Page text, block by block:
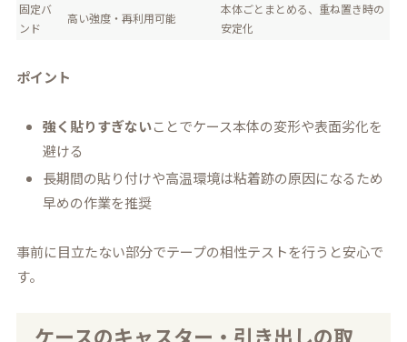
固定バ
ンド
高い強度・再利用可能
本体ごとまとめる、重ね置き時の
安定化
ポイント
強く貼りすぎないことでケース本体の変形や表面劣化を
避ける
長期間の貼り付けや高温環境は粘着跡の原因になるため
早めの作業を推奨
事前に目立たない部分でテープの相性テストを行うと安心で
す。
ケースのキャスター・引き出しの取